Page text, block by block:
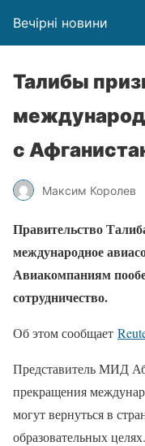
Вечірні новини
Талибы
с
Максим Королев
Правительство
международное
Авиакомпаниям
сотрудничество.
Об этом сообщает
Представитель МИД
прекращения
могут вернуться в
образовательных целях.